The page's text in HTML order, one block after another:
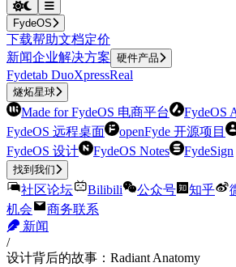
FydeOS
下载帮助文档定价
新闻企业解决方案 硬件产品
Fydetab DuoXpressReal
燧炻星球
Made for FydeOS 电商平台 FydeOS
FydeOS 远程桌面
openFyde 开源项目
FydeOS 设计
FydeOS Notes FydeSign
找到我们
社区论坛 Bilibili 公众号 知乎
机会
商务联系
新闻
/
设计背后的故事：Radiant Anatomy